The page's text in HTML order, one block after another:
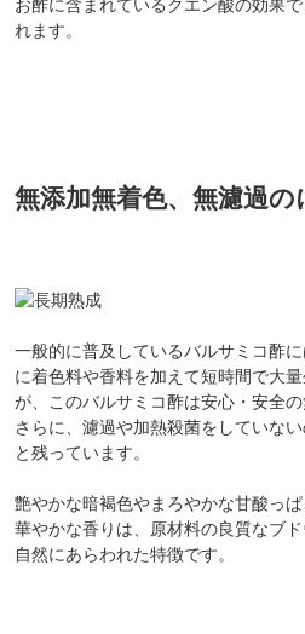
お酢に含まれているクエン酸の効果
れます。
無添加無着色、無濾過の
一般的に普及しているバルサミコ酢
に着色料や香料を加えて短時間で大
が、このバルサミコ酢は安心・安全の
さらに、濾過や加熱殺菌をしていな
と残っています。
艶やかな暗褐色やまろやかな甘酸っ
華やかな香りは、原材料の良質なブ
自然にあらわれた特徴です。